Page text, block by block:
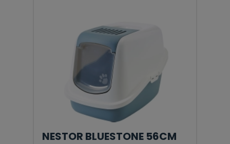
NESTOR BLUESTONE 56CM